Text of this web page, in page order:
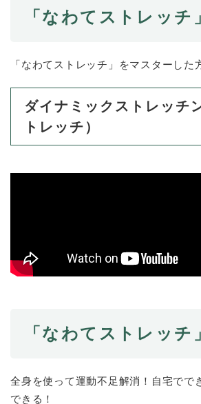
「なわてストレッチ
「なわてストレッチ」をマスターした
ダイナミックストレッチ
トレッチ）
「なわてストレッ
全身を使って運動不足解消！自宅でで
できる！